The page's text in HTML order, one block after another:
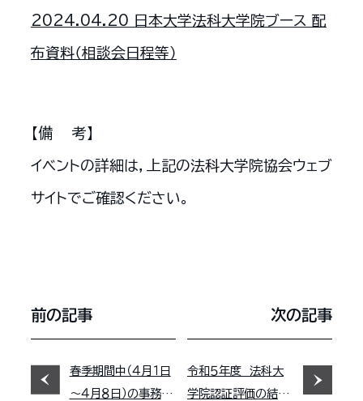
2024.04.20 日本大学法科大学院ブース 配
布資料（相談会日程等）
【備 考】
イベントの詳細は，上記の法科大学院協会ウェブ
サイトでご確認ください。
前の記事
春季期間中（４月１日
～４月８日）の事務取
次の記事
令和５年度 法科大
学院認証評価の結果